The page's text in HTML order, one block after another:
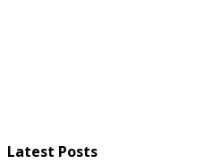
Latest Posts